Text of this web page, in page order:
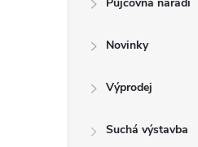
Novinky
Výprodej
Suchá výstavba